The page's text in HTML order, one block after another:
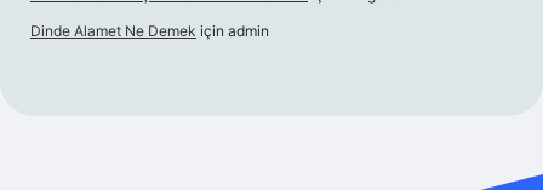
Dinde Alamet Ne Demek için admin